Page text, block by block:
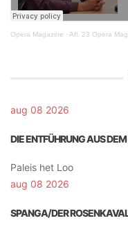
Opera Magazine · Afl. 23 Opera
aug 08 2026
DIE ENTFÜHRUNG AUS
Paleis het Loo
aug 08 2026
SPANGA/DER